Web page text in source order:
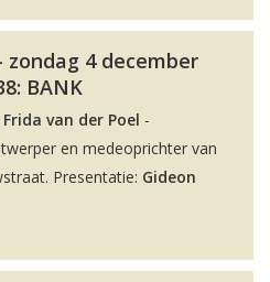
zondag 4 december
BANK
Frida van der Poel -
en medeoprichter van
Presentatie: Gideon